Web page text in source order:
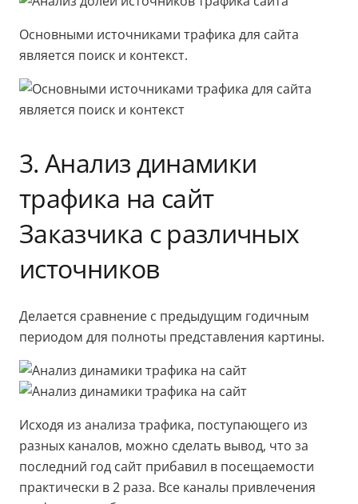
Основными источниками трафика для сайта
является поиск и контекст.
3. Анализ динамики
трафика на сайт
Заказчика с различных
источников
Делается сравнение с предыдущим годичным
периодом для полноты представления картины.
Исходя из анализа трафика, поступающего из
разных каналов, можно сделать вывод, что за
последний год сайт прибавил в посещаемости
практически в 2 раза. Все каналы привлечения